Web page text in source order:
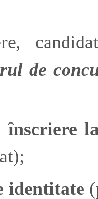
de
înscriere
identitate